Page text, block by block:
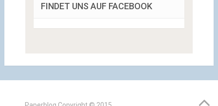
FINDET UNS AUF FACEBOOK